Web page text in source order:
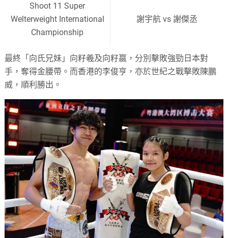
Shoot 11 Super
Welterweight International
Championship
謝宇航 vs 謝傑丞
最終「向氏兄妹」向籽羲及向籽嬴，分別擊敗強勁日本對
手，奪得金腰帶。而香港的李俊亨，亦於世紀之戰擊敗陳鵬
威，順利勝出。